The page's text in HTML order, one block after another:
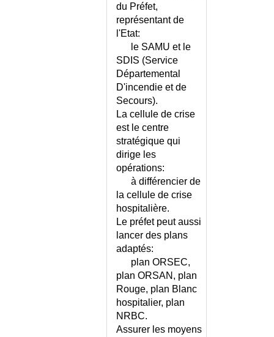
VICTIME DE GUERRE
CETOSE PERIODIQUE DE
CHAMBRE IMPLANTABLE
CHARBON OU PUSTULE
CHARCOT-MARIE-TOOTH
PROCESSIONNAIRES
CHIKUNGUNYA OU DENGUE
CHIRURGIE ESTHETIQUE ET
CHLAMYDIASE GENITALE
du Préfet,
représentant de
l'Etat:
le SAMU et le
SDIS (Service
Départemental
D'incendie et de
Secours).
La cellule de crise
est le centre
stratégique qui
dirige les
opérations:
à différencier de
la cellule de crise
hospitalière.
Le préfet peut aussi
lancer des plans
adaptés:
plan ORSEC,
plan ORSAN, plan
Rouge, plan Blanc
hospitalier, plan
NRBC.
Assurer les moyens